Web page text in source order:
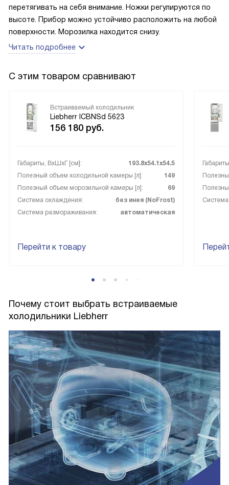
перетягивать на себя внимание. Ножки регулируются по
высоте. Прибор можно устойчиво расположить на любой
поверхности. Морозилка находится снизу.
Читать подробнее
С этим товаром сравнивают
Встраиваемый холодильник
Liebherr ICBNSd 5623
156 180 руб.
Габариты, ВxШxГ [см]:
193.8х54.1х54.5
Полезный объем холодильной камеры [л]:
149
Полезный объем морозильной камеры [л]:
69
Система охлаждения:
без инея (NoFrost)
Система размораживания:
автоматическая
Перейти к товару
Почему стоит выбрать встраиваемые
холодильники Liebherr